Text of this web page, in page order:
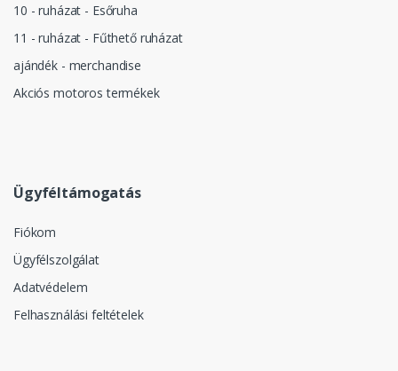
10 - ruházat - Esőruha
11 - ruházat - Fűthető ruházat
ajándék - merchandise
Akciós motoros termékek
Ügyféltámogatás
Fiókom
Ügyfélszolgálat
Adatvédelem
Felhasználási feltételek